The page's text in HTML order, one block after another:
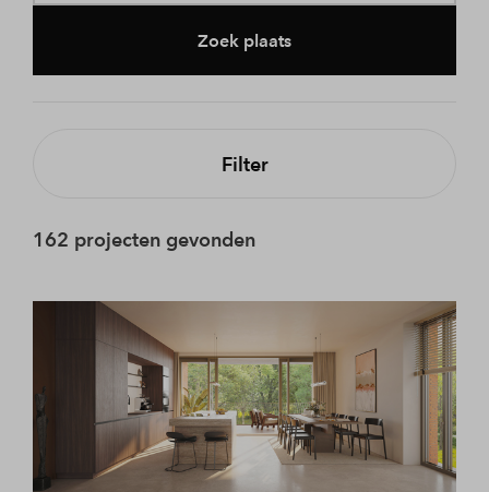
Zoek plaats
Filter
162 projecten gevonden